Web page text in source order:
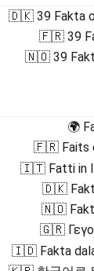
🇩🇰 39 Fakta
🇫🇷 39
🇳🇴 39
🌍
🇫🇷 Faits
🇮🇹 Fatti in
🇩🇰
🇳🇴
🇬🇷
🇮🇩 Fakta